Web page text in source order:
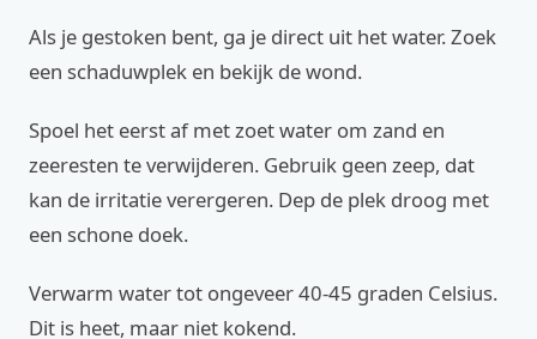
Als je gestoken bent, ga je direct uit het water. Zoek
een schaduwplek en bekijk de wond.
Spoel het eerst af met zoet water om zand en
zeeresten te verwijderen. Gebruik geen zeep, dat
kan de irritatie verergeren. Dep de plek droog met
een schone doek.
Verwarm water tot ongeveer 40-45 graden Celsius.
Dit is heet, maar niet kokend.